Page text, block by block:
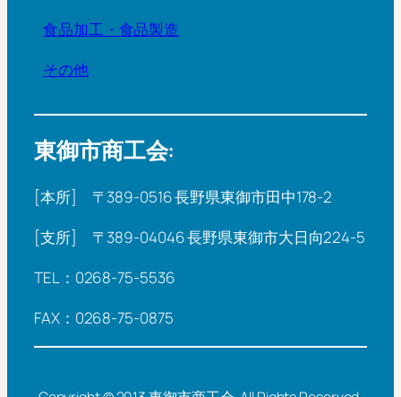
食品加工・食品製造
その他
東御市商工会:
[本所] 〒389-0516 長野県東御市田中178-2
[支所] 〒389-04046 長野県東御市大日向224-5
TEL：0268-75-5536
FAX：0268-75-0875